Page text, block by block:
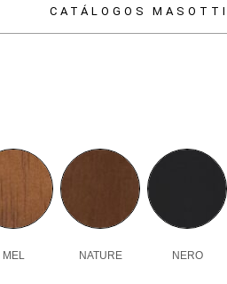
CATÁLOGOS MASOTTI
MEL NATURE NERO